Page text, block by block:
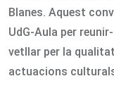
Blanes. Aquest
UdG-Aula per
vetllar per la
actuacions culturals